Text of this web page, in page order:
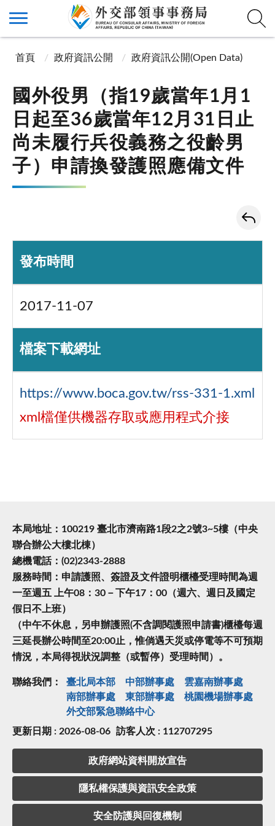
首頁 政府資訊公開 政府資訊公開(Open Data)
國外役男（指19歲當年1月1
日起至36歲當年12月31日止
尚未履行兵役義務之役齡男
子）申請換發護照應備文件
發布時間
2017-11-07
檔案下載網址
https://www.boca.gov.tw/rss-331-1.xml
xml檔僅供機器存取或應用程式介接
本局地址：100219 臺北市濟南路1段2之2號3~5樓（中央
聯合辦公大樓北棟）
總機電話：(02)2343-2888
服務時間：申請護照、簽證及文件證明櫃檯受理時間為週
一至週五 上午08：30－下午17：00（週六、週日及國定
假日不上班）
（中午不休息，另申辦護照(不含調閱護照申請書)櫃檯每週
三延長辦公時間至20:00止，惟倘遇天災或停電等不可預期
情況，本局得視狀況調整（或暫停）受理時間）。
聯絡我們： 臺北局本部 中部辦事處
雲嘉南辦事處
南部辦事處
東部辦事處
桃園機場辦事處
外交部緊急聯絡中⼼
更新日期 : 2026-08-06 訪客人次 : 112707295
政府網站資料開放宣告
隱私權保護與資訊安全政策
安全防護與回復機制